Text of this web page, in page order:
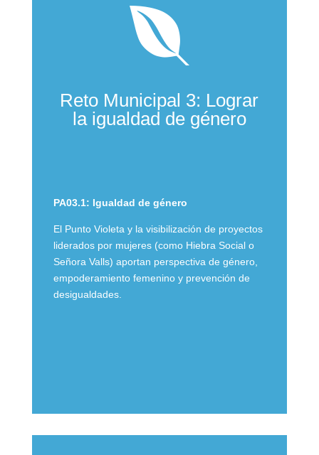

Reto Municipal 3: Lograr
la igualdad de género
PA03.1: Igualdad de género
El Punto Violeta y la visibilización de proyectos
liderados por mujeres (como Hiebra Social o
Señora Valls) aportan perspectiva de género,
empoderamiento femenino y prevención de
desigualdades.